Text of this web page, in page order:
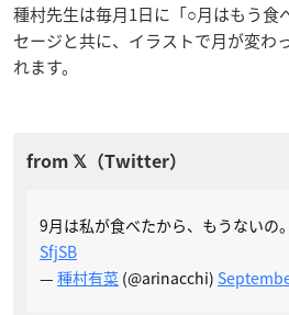
種村先生は毎月1日に「○月はもう食
セージと共に、イラストで月が変わ
れます。
9月は私が食べたから、もうないの。
SfjSB
— 種村有菜 (@arinacchi)